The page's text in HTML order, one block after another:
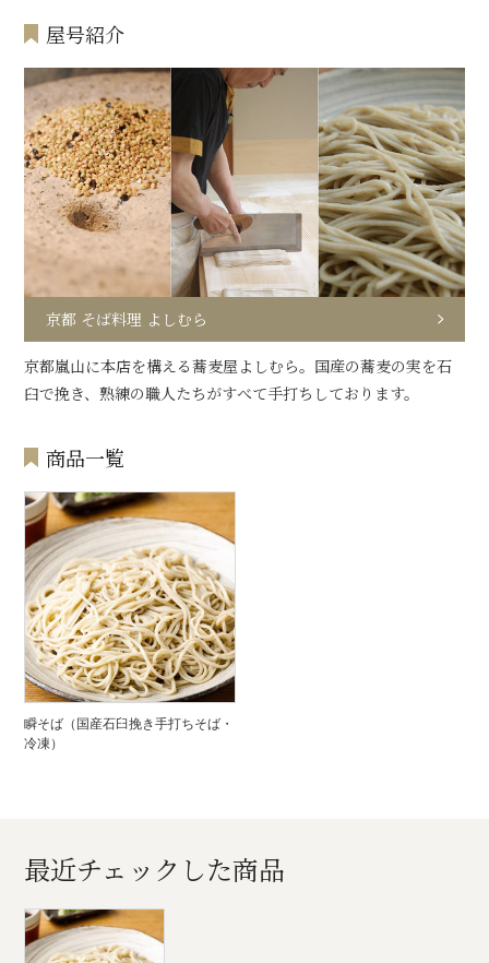
屋号紹介
京都 そば料理 よしむら
京都嵐山に本店を構える蕎麦屋よしむら。国産の蕎麦の実を石
臼で挽き、熟練の職人たちがすべて手打ちしております。
商品一覧
瞬そば（国産石臼挽き手打ちそば・
冷凍）
最近チェックした商品